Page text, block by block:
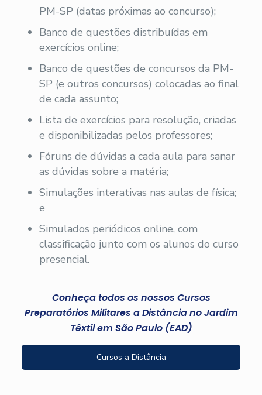
PM-SP (datas próximas ao concurso);
Banco de questões distribuídas em
exercícios online;
Banco de questões de concursos da PM-
SP (e outros concursos) colocadas ao final
de cada assunto;
Lista de exercícios para resolução, criadas
e disponibilizadas pelos professores;
Fóruns de dúvidas a cada aula para sanar
as dúvidas sobre a matéria;
Simulações interativas nas aulas de física;
e
Simulados periódicos online, com
classificação junto com os alunos do curso
presencial.
Conheça todos os nossos Cursos
Preparatórios Militares a Distância no Jardim
Têxtil em São Paulo (EAD)
Cursos a Distância